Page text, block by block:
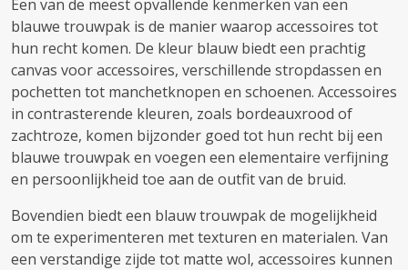
Een van de meest opvallende kenmerken van een
blauwe trouwpak is de manier waarop accessoires tot
hun recht komen. De kleur blauw biedt een prachtig
canvas voor accessoires, verschillende stropdassen en
pochetten tot manchetknopen en schoenen. Accessoires
in contrasterende kleuren, zoals bordeauxrood of
zachtroze, komen bijzonder goed tot hun recht bij een
blauwe trouwpak en voegen een elementaire verfijning
en persoonlijkheid toe aan de outfit van de bruid.
Bovendien biedt een blauw trouwpak de mogelijkheid
om te experimenteren met texturen en materialen. Van
een verstandige zijde tot matte wol, accessoires kunnen